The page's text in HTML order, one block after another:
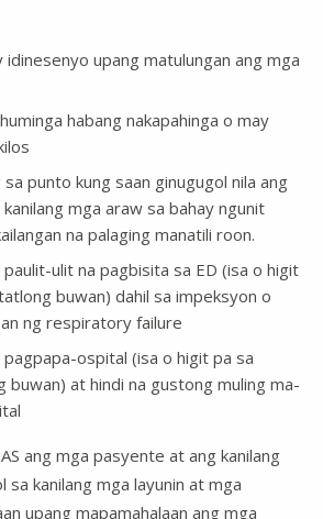
idinesenyo upang matulungan ang mga
habang nakapahinga o may
punto kung saan ginugugol nila ang
mga araw sa bahay ngunit
na palaging manatili roon.
paulit-ulit na pagbisita sa ED (isa o higit
buwan) dahil sa impeksyon o
ng respiratory failure
pagpapa-ospital (isa o higit pa sa
buwan) at hindi na gustong muling ma-
ang mga pasyente at ang kanilang
sa kanilang mga layunin at mga
upang mapamahalaan ang mga